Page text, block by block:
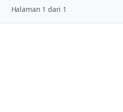
Halaman 1 dari 1